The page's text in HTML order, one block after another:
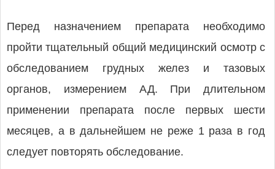
Перед назначением препарата необходимо
пройти тщательный общий медицинский осмотр с
обследованием грудных желез и тазовых
органов, измерением АД. При длительном
применении препарата после первых шести
месяцев, а в дальнейшем не реже 1 раза в год
следует повторять обследование.